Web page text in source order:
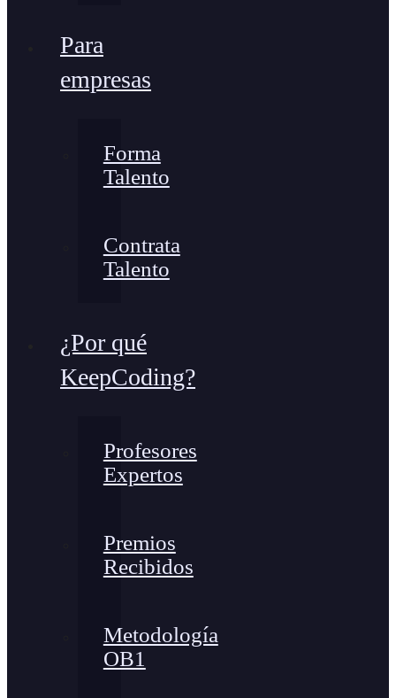
Para
empresas
Forma
Talento
Contrata
Talento
¿Por qué
KeepCoding?
Profesores
Expertos
Premios
Recibidos
Metodología
OB1